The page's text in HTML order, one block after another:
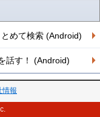
めて検索 (Android)
話す！ (Android)
情報